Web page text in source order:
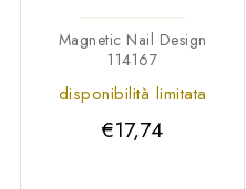
Magnetic Nail Design
114167
disponibilità limitata
€17,74